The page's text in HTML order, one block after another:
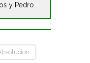
y Pedro